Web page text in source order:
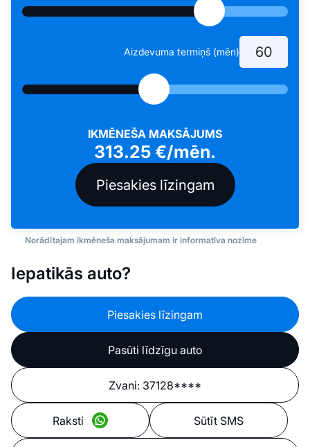
Aizdevuma termiņš (mēn)
IKMĒNEŠA MAKSĀJUMS
313.25 €/mēn.
Norādītajam ikmēneša maksājumam ir informatīva nozīme
Iepatikās auto?
Piesakies līzingam
Pasūti līdzīgu auto
Zvani: 37128****
Raksti Sūtīt SMS